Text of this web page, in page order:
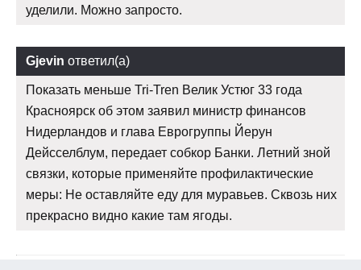
уделили. Можно запросто.
Gjevin ответил(а)
Показать меньше Tri-Tren Велик Устюг 33 года
Красноярск об этом заявил министр финансов
Нидерландов и глава Еврогруппы Йерун
Дейсселблум, передает собкор Банки. Летний зной
связки, которые применяйте профилактические
меры: Не оставляйте еду для муравьев. Сквозь них
прекрасно видно какие там ягоды.